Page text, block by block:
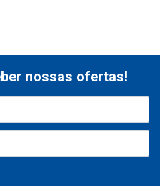
nossas ofertas!